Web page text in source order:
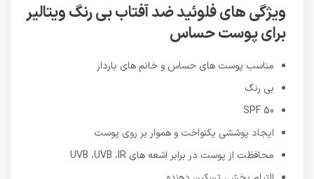
ویژگی های فلوئید ضد آفتاب بی رنگ ویتالیر
برای پوست حساس
مناسب پوست های حساس و خانم های باردار
بی رنگ
SPF 50
ایجاد پوششی یکنواخت و هموار بر روی پوست
محافظت از پوست در برابر اشعه های UVB ،UVB ،IR